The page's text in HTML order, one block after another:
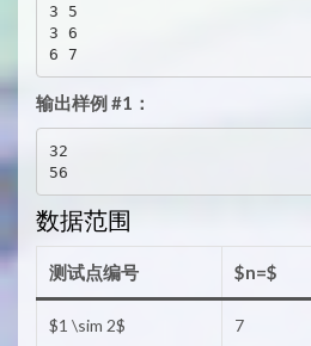
3 5
3 6
6 7
输出样例 #1：
32
56
数据范围
测试点编号 $n=$
$1 \sim 2$ 7